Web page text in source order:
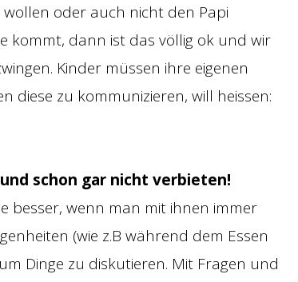
oder auch nicht den Papi
kommt, dann ist das völlig ok und wir
Kinder müssen ihre eigenen
diese zu kommunizieren, will heissen:
schon gar nicht verbieten!
besser, wenn man mit ihnen immer
(wie z.B während dem Essen
Dinge zu diskutieren. Mit Fragen und